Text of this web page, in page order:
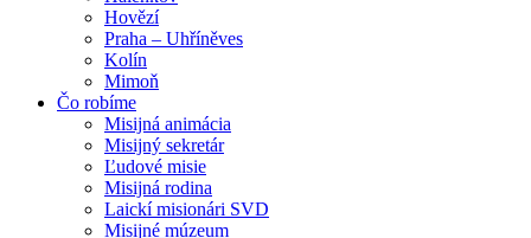
Hovězí
Praha – Uhříněves
Kolín
Mimoň
Čo robíme
Misijná animácia
Misijný sekretár
Ľudové misie
Misijná rodina
Laickí misionári SVD
Misijné múzeum